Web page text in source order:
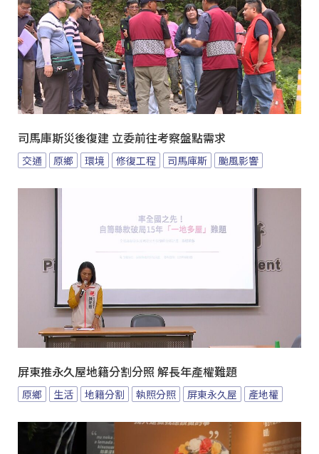
司馬庫斯災後復建 立委前往考察盤點需求
交通 原鄉 環境 修復工程 司馬庫斯 颱風影響
屏東推永久屋地籍分割分照 解長年產權難題
原鄉 生活 地籍分割 執照分照 屏東永久屋 產地權